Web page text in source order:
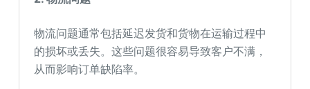
物流问题通常包括延迟发货和货物在运输过程中
的损坏或丢失。这些问题很容易导致客户不满，
从而影响订单缺陷率。